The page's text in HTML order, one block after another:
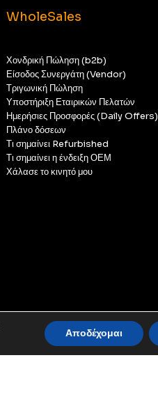
WholeSales
Χονδρική Πώληση (b2b)
Είσοδος Συνεργάτη (Vendor)
Τριγωνική Πώληση
Υποστήριξη Εταιρικών Πελατών
Ημερήσιες Προσφορές (Daily Offers)
Πλάνο δόσεων
Τι σημαίνει Refurbished
Τι σημαίνει η ένδειξη ΟΕΜ
Χάλασε το κινητό μου
Αποδέχομαι